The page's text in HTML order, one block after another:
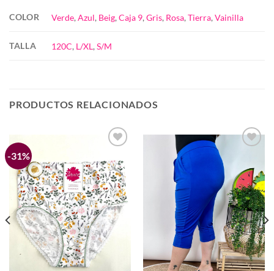
COLOR Verde,Azul, Beig,Caja 9,Gris, Rosa,Tierra,Vainilla
TALLA 120C, L/XL,S/M
PRODUCTOS RELACIONADOS
-31%
a la
lista de
deseos
lista de
deseos